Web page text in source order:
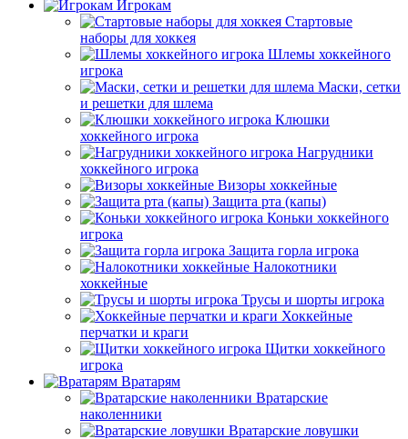
Игрокам
Стартовые
наборы для хоккея
Шлемы хоккейного
игрока
Маски, сетки
и решетки для шлема
Клюшки
хоккейного игрока
Нагрудники
хоккейного игрока
Визоры хоккейные
Защита рта (капы)
Коньки хоккейного
игрока
Защита горла игрока
Налокотники
хоккейные
Трусы и шорты игрока
Хоккейные
перчатки и краги
Щитки хоккейного
игрока
Вратарям
Вратарские
наколенники
Вратарские ловушки